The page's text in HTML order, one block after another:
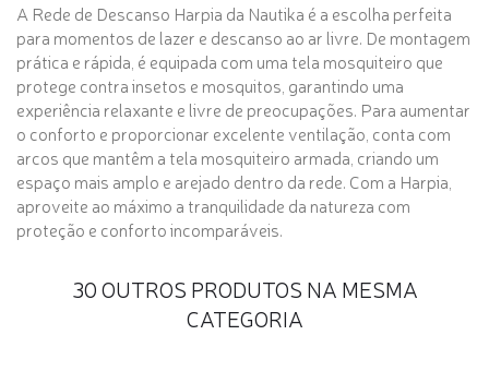
A Rede de Descanso Harpia da Nautika é a escolha perfeita
para momentos de lazer e descanso ao ar livre. De montagem
prática e rápida, é equipada com uma tela mosquiteiro que
protege contra insetos e mosquitos, garantindo uma
experiência relaxante e livre de preocupações. Para aumentar
o conforto e proporcionar excelente ventilação, conta com
arcos que mantêm a tela mosquiteiro armada, criando um
espaço mais amplo e arejado dentro da rede. Com a Harpia,
aproveite ao máximo a tranquilidade da natureza com
proteção e conforto incomparáveis.
30 OUTROS PRODUTOS NA MESMA
CATEGORIA